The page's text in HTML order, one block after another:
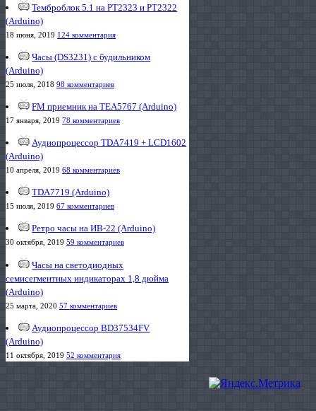
Темброблок 5.1 на PT2323 и PT2322
(Arduino)
18 июня, 2019 124 комментария
Часы (DS3231) с будильником
(Arduino)
25 июля, 2018 98 комментариев
FM приемник на TEA5767 (Arduino)
17 января, 2019 78 комментариев
Аудиопроцессор TDA7419 + LCD1602
(Arduino)
10 апреля, 2019 68 комментариев
TDA7719 (Arduino)
15 июля, 2019 67 комментариев
Ретро часы на ИВ-22 (Arduino)
30 октября, 2019 59 комментариев
Часы на светодиодных
семисегментных индикаторах 1,8 дюйма
(Arduino)
25 марта, 2020 57 комментариев
Аудиопроцессор BD37534FV
(Arduino)
11 октября, 2019 52 комментария